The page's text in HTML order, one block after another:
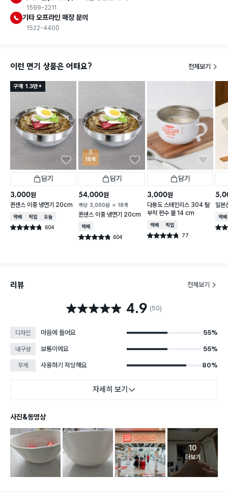
1599-2211
기타 오프라인 매장 문의
1522-4400
이런 면기 상품은 어때요? 전체보기
구매 1.3만+
담기
3,000원
퀸센스 이중 냉면기 20cm
택배배송매장픽업오늘배송
별점 4.8점 604
건 작성
18개
담기
54,000원
개당 3,000원 18개
퀸센스 이중 냉면기 20cm
택배배송
별점 4.8점 604
건 작성
담기
3,000원
다용도 스테인리스 304 탈
부착 편수 볼 14 cm
택배배송매장픽업
별점 4.8점 77
건 작성
일본
택배
별점
리뷰 전체보기
별점 4.9점 4.9 (50)
디자인 마음에 들어요 55%
내구성 보통이에요 55%
무게 사용하기 적당해요 80%
자세히 보기
사진&동영상
고객 리뷰
10
더보기